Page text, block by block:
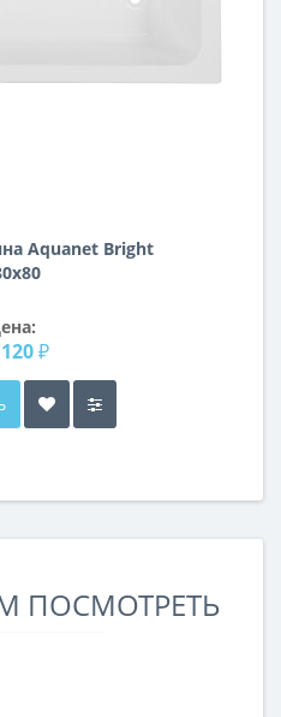
Aquanet Bright
₽
ПОСМОТРЕТЬ